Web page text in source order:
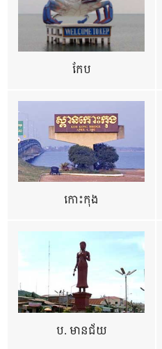
កែប
កោះកុង
ប. មានជ័យ